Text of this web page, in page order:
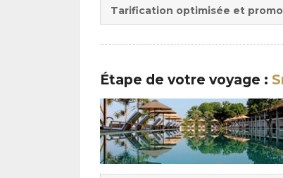
Tarification optimisée et
Étape de votre voyage :